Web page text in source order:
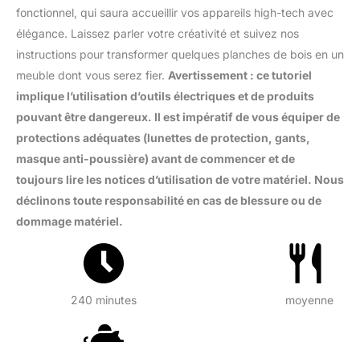
fonctionnel, qui saura accueillir vos appareils high-tech avec
élégance. Laissez parler votre créativité et suivez nos
instructions pour transformer quelques planches de bois en un
meuble dont vous serez fier. Avertissement : ce tutoriel
implique l’utilisation d’outils électriques et de produits
pouvant être dangereux. Il est impératif de vous équiper de
protections adéquates (lunettes de protection, gants,
masque anti-poussière) avant de commencer et de
toujours lire les notices d’utilisation de votre matériel. Nous
déclinons toute responsabilité en cas de blessure ou de
dommage matériel.
240 minutes moyenne